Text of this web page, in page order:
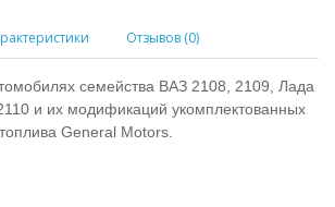
Отзывов (0)
семейства ВАЗ 2108, 2109, Лада
и их модификаций укомплектованных
General Motors.